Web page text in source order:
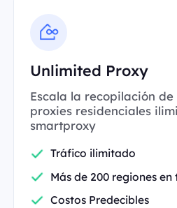
Unlimited Proxy
Escala la recopilación de
proxies residenciales
smartproxy
Tráfico ilimitado
Más de 200 regiones
Costos Predecibles